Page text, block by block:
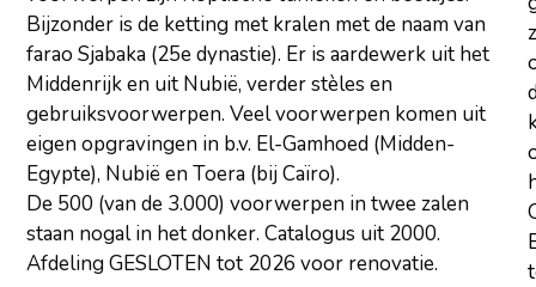
Bijzonder is de ketting met kralen met de naam van
farao Sjabaka (25e dynastie). Er is aardewerk uit het
Middenrijk en uit Nubië, verder stèles en
gebruiksvoorwerpen. Veel voorwerpen komen uit
eigen opgravingen in b.v. El-Gamhoed (Midden-
Egypte), Nubië en Toera (bij Caïro).
De 500 (van de 3.000) voorwerpen in twee zalen
staan nogal in het donker. Catalogus uit 2000.
Afdeling GESLOTEN tot 2026 voor renovatie.